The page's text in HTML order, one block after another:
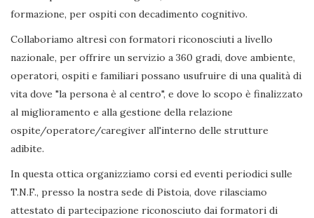
formazione, per ospiti con decadimento cognitivo.
Collaboriamo altresì con formatori riconosciuti a livello
nazionale, per offrire un servizio a 360 gradi, dove ambiente,
operatori, ospiti e familiari possano usufruire di una qualità di
vita dove "la persona è al centro", e dove lo scopo è finalizzato
al miglioramento e alla gestione della relazione
ospite/operatore/caregiver all'interno delle strutture
adibite.
In questa ottica organizziamo corsi ed eventi periodici sulle
T.N.F., presso la nostra sede di Pistoia, dove rilasciamo
attestato di partecipazione riconosciuto dai formatori di